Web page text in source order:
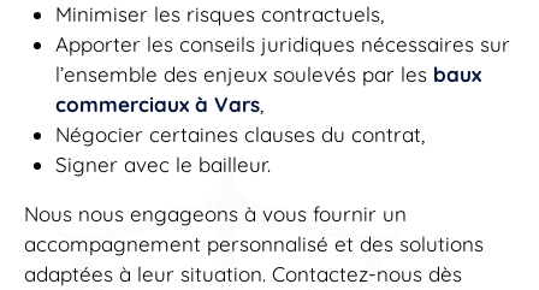
Minimiser les risques contractuels,
Apporter les conseils juridiques nécessaires sur
l’ensemble des enjeux soulevés par les baux
commerciaux à Vars
Négocier certaines clauses du contrat,
Signer avec le bailleur.
Nous nous engageons à vous fournir un
accompagnement personnalisé et des solutions
adaptées à leur situation. Contactez-nous dès